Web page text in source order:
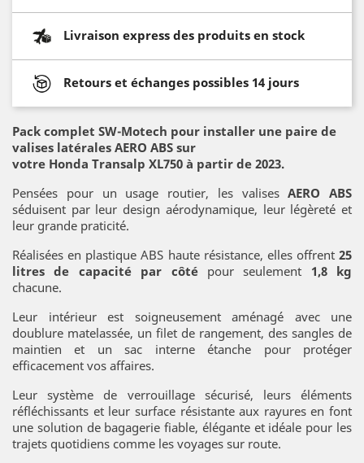
Livraison express des produits en stock
Retours et échanges possibles 14 jours
Pack complet SW-Motech pour installer une paire de
valises latérales AERO ABS sur
votre Honda Transalp XL750 à partir de 2023.
Pensées pour un usage routier, les valisesAERO ABS
séduisent par leur design aérodynamique, leur légèreté et
leur grande praticité.
Réalisées en plastique ABS haute résistance, elles offrent 25
litres de capacité par côtépour seulement 1,8 kg
chacune.
Leur intérieur est soigneusement aménagé avec une
doublure matelassée, un filet de rangement, des sangles de
maintien et un sac interne étanche pour protéger
efficacement vos affaires.
Leur système de verrouillage sécurisé, leurs éléments
réfléchissants et leur surface résistante aux rayures en font
une solution de bagagerie fiable, élégante et idéale pour les
trajets quotidiens comme les voyages sur route.